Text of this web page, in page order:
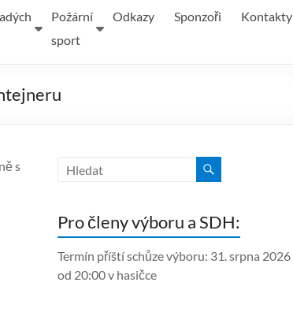
Požární
sport
Odkazy Sponzoři Kontakty
s
Pro členy výboru a SDH:
Termín příští schůze výboru: 31. srpna 2026
od 20:00 v hasičce